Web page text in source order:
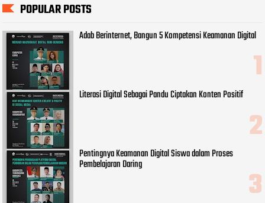
POPULAR POSTS
Adab Berinternet, Bangun 5 Kompetensi Keamanan Digital
Literasi Digital Sebagai Pandu Ciptakan Konten Positif
Pentingnya Keamanan Digital Siswa dalam Proses
Pembelajaran Daring